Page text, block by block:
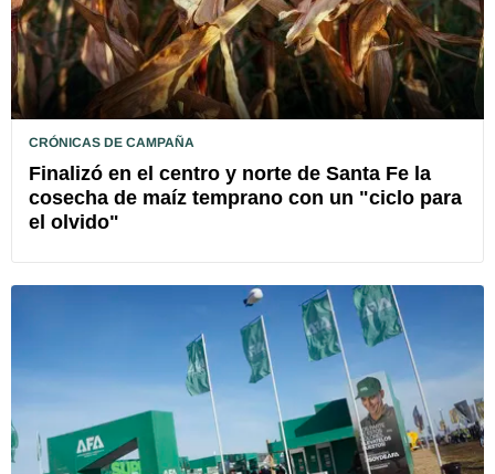
CRÓNICAS DE CAMPAÑA
Finalizó en el centro y norte de Santa Fe la
cosecha de maíz temprano con un "ciclo para
el olvido"